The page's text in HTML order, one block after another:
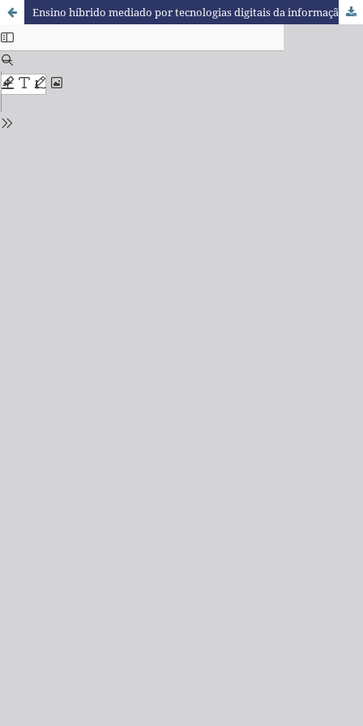
Ensino híbrido mediado por tecnologias digitais da informação e da comunicação: opiniões dos alunos de um curso de bacharelado em sistemas de informação